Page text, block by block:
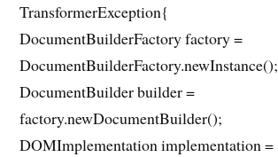
TransformerException{
DocumentBuilderFactory factory =
DocumentBuilderFactory.newInstance();
DocumentBuilder builder =
factory.newDocumentBuilder();
DOMImplementation implementation =